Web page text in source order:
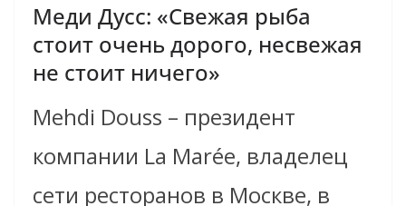
Меди Дусс: «Свежая рыба
стоит очень дорого, несвежая
не стоит ничего»
Mehdi Douss – президент
компании La Marée, владелец
сети ресторанов в Москве, в